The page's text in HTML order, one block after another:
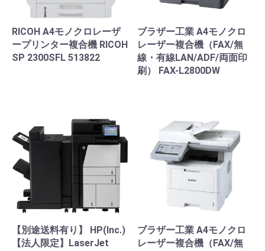
RICOH A4モノクロレーザ
ープリンター複合機 RICOH
SP 2300SFL 513822
ブラザー工業 A4モノクロ
レーザー複合機（FAX/無
線・有線LAN/ADF/両面印
刷） FAX-L2800DW
【別途送料有り】 HP(Inc.)
【法人限定】LaserJet
ブラザー工業 A4モノクロ
レーザー複合機（FAX/無